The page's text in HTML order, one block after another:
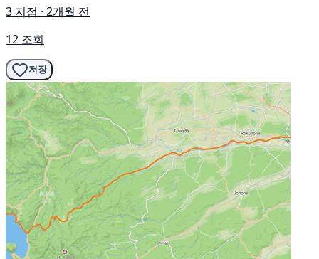
3 지점 · 2개월 전
12 조회
저장